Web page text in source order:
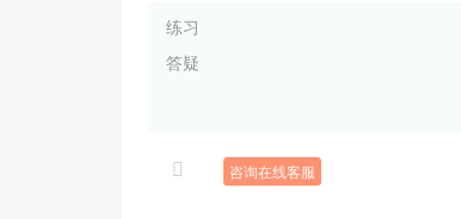
练习
答疑
咨询在线客服